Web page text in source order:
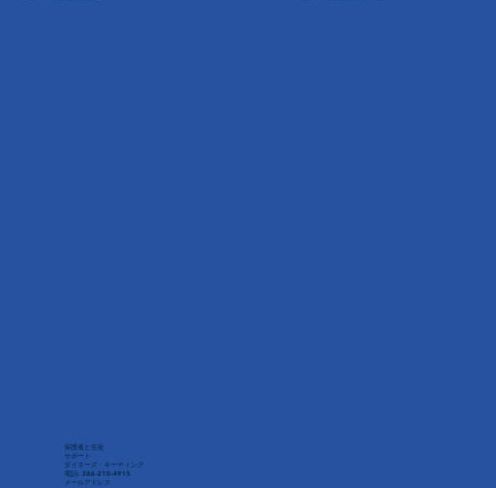
保護者と生徒
サポート
ダイネーズ・キーティング
電話: 386-210-4915
メールアドレス